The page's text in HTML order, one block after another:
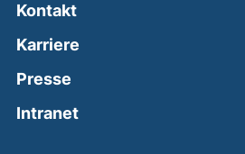
Kontakt
Karriere
Presse
Intranet(external link, opens